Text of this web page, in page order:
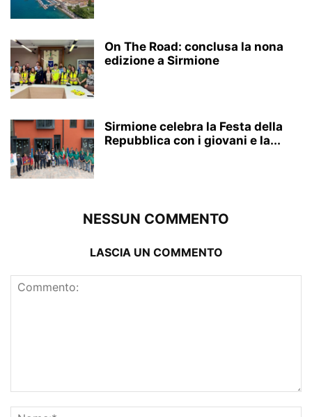
On The Road: conclusa la nona
edizione a Sirmione
Sirmione celebra la Festa della
Repubblica con i giovani e la...
NESSUN COMMENTO
LASCIA UN COMMENTO